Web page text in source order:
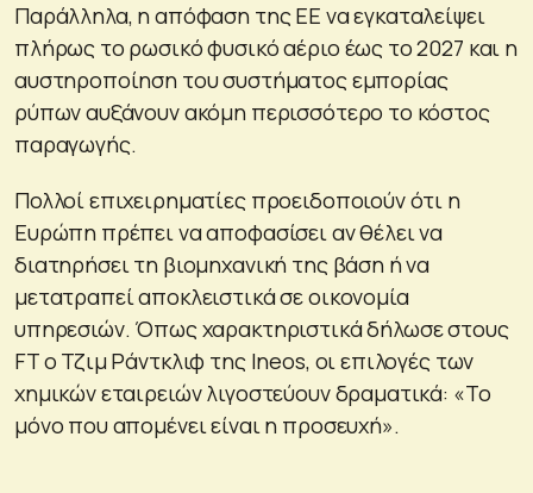
Παράλληλα, η απόφαση της ΕΕ να εγκαταλείψει
πλήρως το ρωσικό φυσικό αέριο έως το 2027 και η
αυστηροποίηση του συστήματος εμπορίας
ρύπων αυξάνουν ακόμη περισσότερο το κόστος
παραγωγής.
Πολλοί επιχειρηματίες προειδοποιούν ότι η
Ευρώπη πρέπει να αποφασίσει αν θέλει να
διατηρήσει τη βιομηχανική της βάση ή να
μετατραπεί αποκλειστικά σε οικονομία
υπηρεσιών. Όπως χαρακτηριστικά δήλωσε στους
FT ο Τζιμ Ράντκλιφ της Ineos, οι επιλογές των
χημικών εταιρειών λιγοστεύουν δραματικά: «Το
μόνο που απομένει είναι η προσευχή».